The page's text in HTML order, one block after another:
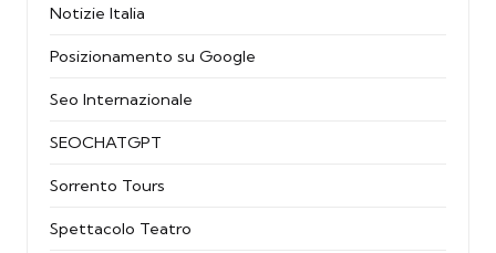
Notizie Italia
Posizionamento su Google
Seo Internazionale
SEOCHATGPT
Sorrento Tours
Spettacolo Teatro